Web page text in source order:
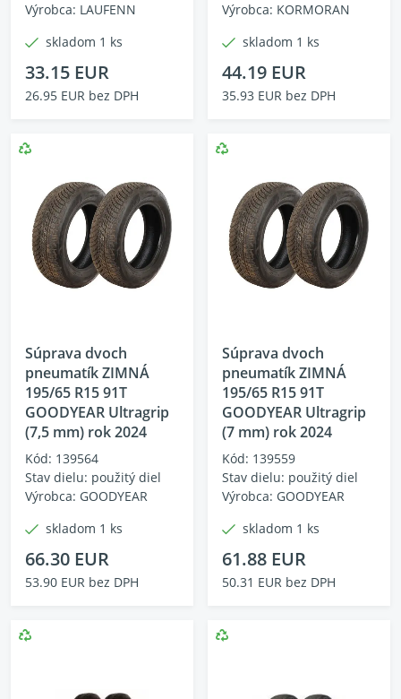
Výrobca: LAUFENN
skladom 1 ks
33.15 EUR
26.95 EUR bez DPH
Výrobca: KORMORAN
skladom 1 ks
44.19 EUR
35.93 EUR bez DPH
Súprava dvoch
pneumatík ZIMNÁ
195/65 R15 91T
GOODYEAR Ultragrip
(7,5 mm) rok 2024
Kód: 139564
Stav dielu: použitý diel
Výrobca: GOODYEAR
skladom 1 ks
66.30 EUR
53.90 EUR bez DPH
Súprava dvoch
pneumatík ZIMNÁ
195/65 R15 91T
GOODYEAR Ultragrip
(7 mm) rok 2024
Kód: 139559
Stav dielu: použitý diel
Výrobca: GOODYEAR
skladom 1 ks
61.88 EUR
50.31 EUR bez DPH